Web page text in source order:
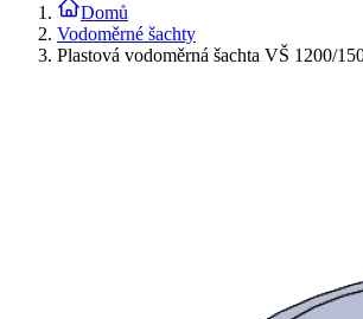
Domů
Vodoměrné šachty
Plastová vodoměrná šachta VŠ 1200/